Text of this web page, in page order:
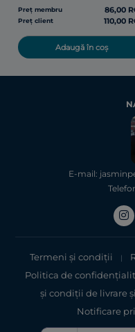
Preț membru 86,00
Preț client 110,00
Adaugă în coș
E-mail:
Termeni și condiții |
Politica de
şi condiții de livrare
Notificare